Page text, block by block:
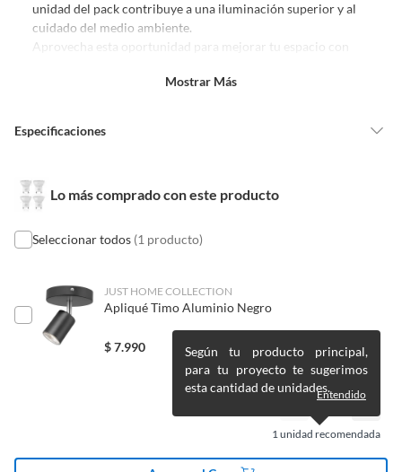
Productos que han sido informados como imperfectos, usados,
reparados, abiertos, de segunda selección, remanufacturados o
con alguna deficiencia, que sean comprados en esa condición a
Pinturas de un color a solicitud.
De uso personal.
unidad del pack contribuye a una iluminación superior y al
cuidado del medio ambiente.
Aprovecha esta oportunidad para mejorar tu espacio con
Potencia: 5 Watts
425 Lúmenes
Color: Luz fría blanca 6500K
Unidades del pack: 4
Mostrar Más
Especificaciones
Color de luz
Requiere Serial
No
Cantidad de paquetes 1
5W
Lo más comprado con este producto
Seleccionar todos (1 producto)
JUST HOME COLLECTION
Apliqué Timo Aluminio Negro
$7.990
1unidad recomendada
Según tu producto principal,
para tu proyecto te sugerimos
esta cantidad de unidades.Entendido